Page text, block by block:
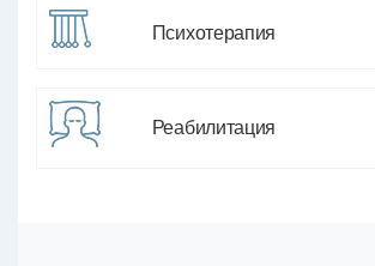
Психотерапия
Реабилитация